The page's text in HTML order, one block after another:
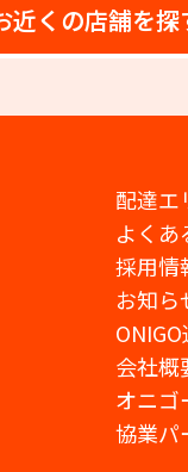
近くの店舗を探
配達エ
よくあ
採用情
お知ら
会社概
オニゴ
協業パ